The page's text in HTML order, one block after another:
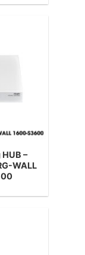
–
WALL